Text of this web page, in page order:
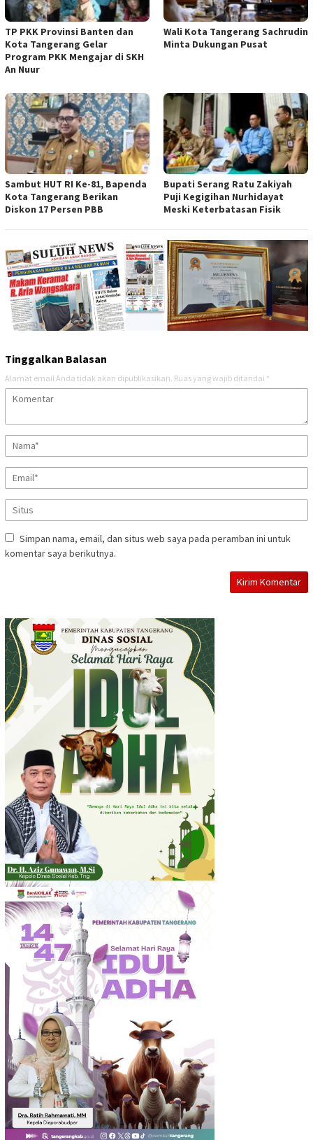
TP PKK Provinsi Banten dan
Kota Tangerang Gelar
Program PKK Mengajar di SKH
An Nuur
Wali Kota Tangerang Sachrudin
Minta Dukungan Pusat
Sambut HUT RI Ke-81, Bapenda
Kota Tangerang Berikan
Diskon 17 Persen PBB
Bupati Serang Ratu Zakiyah
Puji Kegigihan Nurhidayat
Meski Keterbatasan Fisik
Tinggalkan Balasan
Alamat email Anda tidak akan dipublikasikan. Ruas yang wajib ditandai *
Simpan nama, email, dan situs web saya pada peramban ini untuk
komentar saya berikutnya.